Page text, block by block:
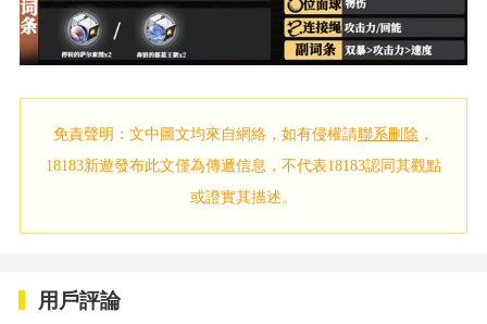
免責聲明：文中圖文均來自網絡，如有侵權請聯系刪除 ，
18183新遊發布此文僅為傳遞信息，不代表18183認同其觀點
或證實其描述。
用戶評論